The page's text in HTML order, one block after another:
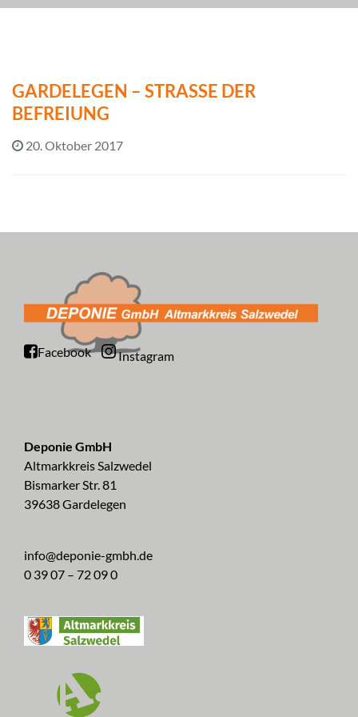
GARDELEGEN – STRASSE DER B
EFREIUNG
20. Oktober 2017
Facebook Instagram
Deponie GmbH
Altmarkkreis Salzwedel
Bismarker Str. 81
39638 Gardelegen
info@deponie-gmbh.de
0 39 07 – 72 09 0